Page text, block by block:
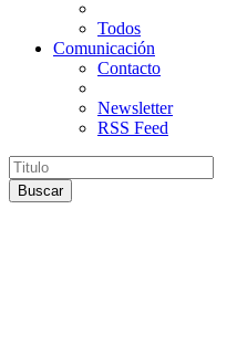
Todos
Comunicación
Contacto
Newsletter
RSS Feed
Buscar